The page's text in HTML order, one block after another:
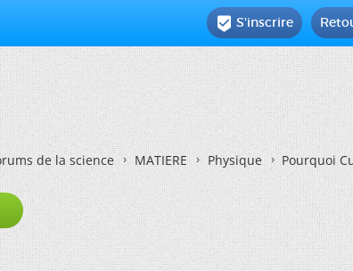
 S'inscrire
de la science MATIERE Physique Pourquoi